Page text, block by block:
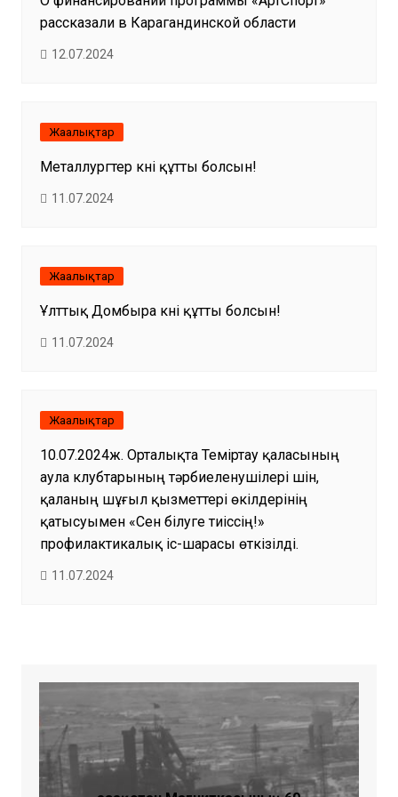
рассказали в Карагандинской области
12.07.2024
Жаңалықтар
Металлургтер күні құтты болсын!
11.07.2024
Жаңалықтар
Ұлттық Домбыра күні құтты болсын!
11.07.2024
Жаңалықтар
10.07.2024ж. Орталықта Теміртау қаласының
аула клубтарының тәрбиеленушілері үшін,
қаланың шұғыл қызметтері өкілдерінің
қатысуымен «Сен білуге тиіссің!»
профилактикалық іс-шарасы өткізілді.
11.07.2024